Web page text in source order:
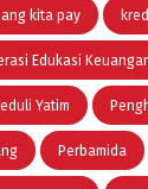
kita pay
Edukasi
Yatim
Perbamida